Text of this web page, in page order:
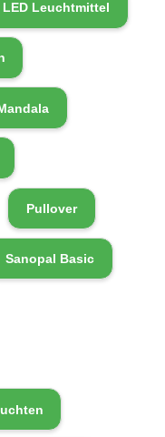
LED Leuchtmittel
Pullover
Sanopal Basic